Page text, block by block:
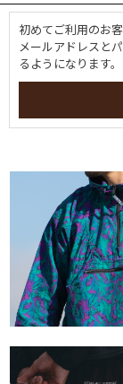
初めてご利用のお
メールアドレスと
るようになります。